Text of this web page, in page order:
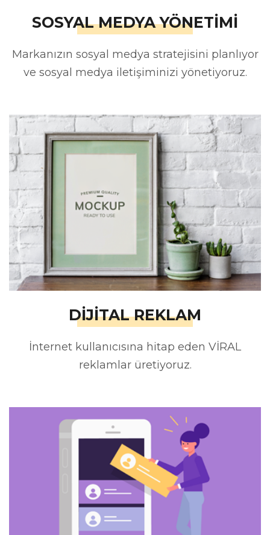
SOSYAL MEDYA YÖNETİMİ
Markanızın sosyal medya stratejisini planlıyor
ve sosyal medya iletişiminizi yönetiyoruz.
DİJİTAL REKLAM
İnternet kullanıcısına hitap eden VİRAL
reklamlar üretiyoruz.